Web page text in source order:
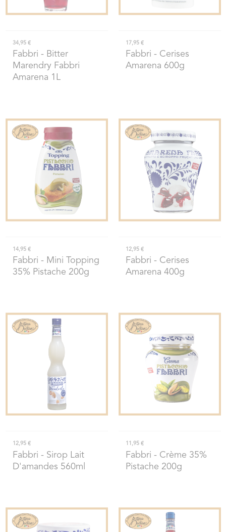
34,95 €
Fabbri - Bitter
Marendry Fabbri
Amarena 1L
17,95 €
Fabbri - Cerises
Amarena 600g
14,95 €
Fabbri - Mini Topping
35% Pistache 200g
12,95 €
Fabbri - Cerises
Amarena 400g
12,95 €
Fabbri - Sirop Lait
D'amandes 560ml
11,95 €
Fabbri - Crème 35%
Pistache 200g